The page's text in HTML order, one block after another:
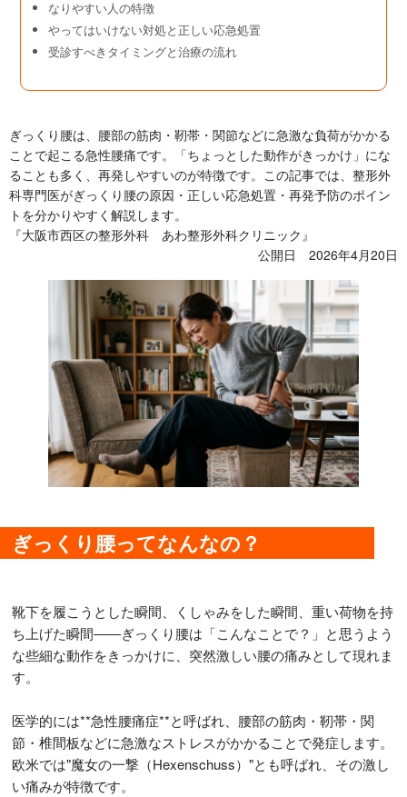
なりやすい人の特徴
やってはいけない対処と正しい応急処置
受診すべきタイミングと治療の流れ
ぎっくり腰は、腰部の筋肉・靭帯・関節などに急激な負荷がかかる
ことで起こる急性腰痛です。「ちょっとした動作がきっかけ」にな
ることも多く、再発しやすいのが特徴です。この記事では、整形外
科専門医がぎっくり腰の原因・正しい応急処置・再発予防のポイン
トを分かりやすく解説します。
『大阪市西区の整形外科 あわ整形外科クリニック』
公開日 2026年4月20日
ぎっくり腰ってなんなの？
靴下を履こうとした瞬間、くしゃみをした瞬間、重い荷物を持
ち上げた瞬間――ぎっくり腰は「こんなことで？」と思うよう
な些細な動作をきっかけに、突然激しい腰の痛みとして現れま
す。
医学的には**急性腰痛症**と呼ばれ、腰部の筋肉・靭帯・関
節・椎間板などに急激なストレスがかかることで発症します。
欧米では"魔女の一撃（Hexenschuss）"とも呼ばれ、その激し
い痛みが特徴です。